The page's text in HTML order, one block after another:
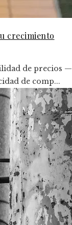
crecimiento
de precios —
de comp...